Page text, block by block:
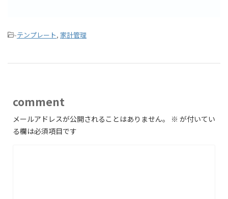
-テンプレート, 家計管理
comment
メールアドレスが公開されることはありません。 ※ が付いてい
る欄は必須項目です